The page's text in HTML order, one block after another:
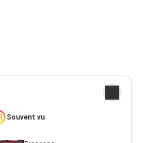
Souvent vu